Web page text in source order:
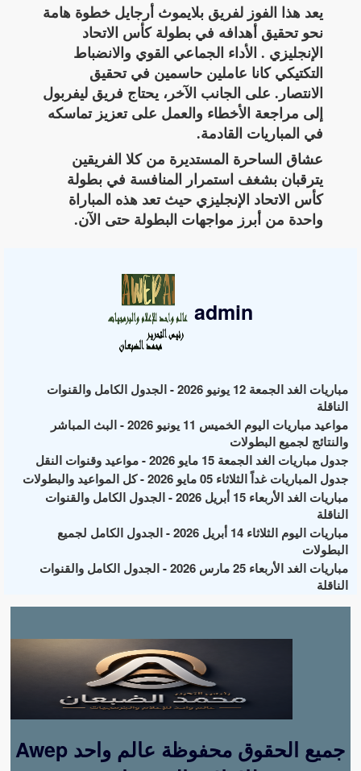
يعد هذا الفوز لفريق بلايموث أرجايل خطوة هامة
نحو تحقيق أهدافه في بطولة كأس الاتحاد
الإنجليزي . الأداء الجماعي القوي والانضباط
التكتيكي كانا عاملين حاسمين في تحقيق
الانتصار. على الجانب الآخر، يحتاج فريق ليفربول
إلى مراجعة الأخطاء والعمل على تعزيز تماسكه
في المباريات القادمة.
عشاق الساحرة المستديرة من كلا الفريقين
يترقبان بشغف استمرار المنافسة في بطولة
كأس الاتحاد الإنجليزي حيث تعد هذه المباراة
واحدة من أبرز مواجهات البطولة حتى الآن.
admin
مباريات الغد الجمعة 12 يونيو 2026 - الجدول الكامل والقنوات
الناقلة
مواعيد مباريات اليوم الخميس 11 يونيو 2026 - البث المباشر
والنتائج لجميع البطولات
جدول مباريات الغد الجمعة 15 مايو 2026 - مواعيد وقنوات النقل
جدول المباريات غداً الثلاثاء 05 مايو 2026 - كل المواعيد والبطولات
مباريات الغد الأربعاء 15 أبريل 2026 - الجدول الكامل والقنوات
الناقلة
مباريات اليوم الثلاثاء 14 أبريل 2026 - الجدول الكامل لجميع
البطولات
مباريات الغد الأربعاء 25 مارس 2026 - الجدول الكامل والقنوات
الناقلة
Awep جميع الحقوق محفوظة عالم واحد